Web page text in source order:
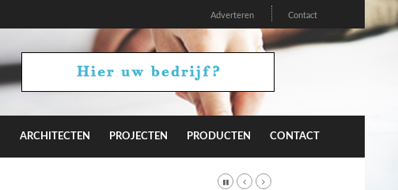
Adverteren Contact
ARCHITECTEN PROJECTEN PRODUCTEN CONTACT